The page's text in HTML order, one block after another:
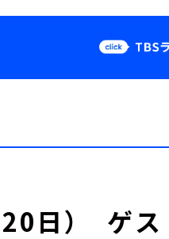
Podcast
日） ゲス